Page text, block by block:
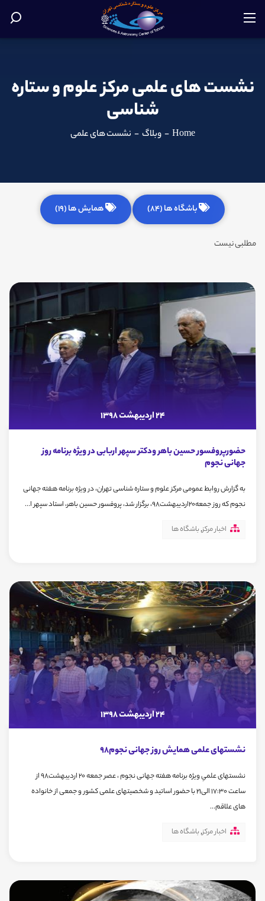
نشست های علمی مرکز علوم و ستاره
شناسی
Home
- وبلاگ - نشست های علمی
باشگاه ها (84) همایش ها (19)
مطلبی نیست
24 اردیبهشت 1398
حضورپروفسور حسین باهر ودکتر سپهر اربابی در ویژه برنامه روز
جهانی نجوم
به گزارش روابط عمومی مرکز علوم و ستاره شناسی تهران، در ویژه برنامه هفته جهانی
نجوم که روز جمعه20اردیبهشت98، برگزار شد، پروفسور حسین باهر، استاد سپهر ا...
اخبار مرکز,باشگاه ها
24 اردیبهشت 1398
نشستهای علمی همایش روز جهانی نجوم98
نشستهای علمیِ ويژه برنامه هفته جهانی نجوم ، عصر جمعه 20 اردیبهشت98 از
ساعت 17:30 الی21 با حضور اساتید و شخصیتهای علمی کشور و جمعی از خانواده
های علاقم...
اخبار مرکز,باشگاه ها